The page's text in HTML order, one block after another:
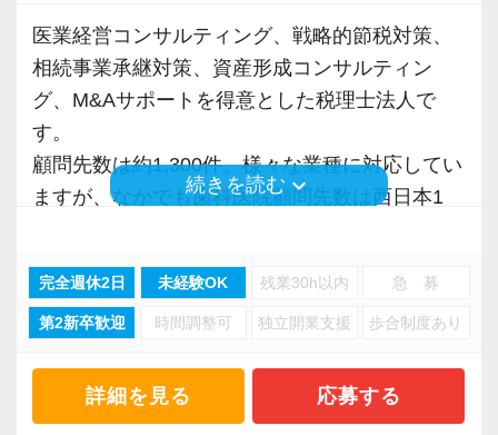
目標」、「面接で重要視するポイント」なども
詳しく解説していますので、ぜひご覧ください
(^ ^)
◆2024年の取材：元国税調査官かつ現役税理士
の笹先生のYouTubeで、弊社の最新の状況を改
◆2022年の取材：前編【独立より稼げる？！】
インセンティブ制度を導入した、やりがいのあ
る働き方
【職場の雰囲気・環境】
従業員同士の仲が良く、とても和気あいあいと
しています！わからないことがあれば気軽に質
問や相談ができる環境です(^ ^)
平均年齢は33歳と、税理士事務所（会計事務
方々が大活躍しております！
また、「報われないを終わらせる」をキャッチ
コピーに、業界No1を自負するインセンティブ
制度を採用。20代で年収1,000万円、30代で年
※担当件数が多い方は大きな企業を相手にする
ケースが多く、顧問料も高くなる傾向にありま
す。
＜勤続年数に応じた業務内容と年収イメージ＞
【例】業界経験3年の方が入社した場合
・プレイヤーとしてスキルアップに励む。
・個人事業主や年商3億円未満のスタートアップ
◆入社3年目（年収1,000万円前後）
の平均月給（残業代含む）が50万円以上の場
合、原則50万円以上でスタート。該当者は面接
時に直近3ヶ月間の給与明細の提示必須。
※平均残業時間：月20時間
※「経験者」の定義は「税理士資格の有無は問
わず、単独で顧客対応可能な方」とする。
◆インセンティブ制度（Bパターン）
業界経験のある転職者は全員が前職以上の年収
を実現中！（2025年実績）
以下のインセンティブ制度を設定
より再来年、さらに翌年と、力をつけ役割を変
えていける体制を目指しています。
一人ひとりが力をつけ、成長を続けられるよ
う、定期的な研修制度と月間・年間を通じた評
価制度を運用し、常に整備・改善に取り組んで
２．仕事内容における特徴について
私たちは、持続的な昇給と増員を実現できるよ
う、儲かる会社を目指しています。
よろこんでいただけるお客さまに、よろこんで
医業経営コンサルティング、戦略的節税対策、
相続事業承継対策、資産形成コンサルティン
グ、M&Aサポートを得意とした税理士法人で
す。
顧問先数は約1,300件、様々な業種に対応してい
ますが、なかでも歯科医院顧問先数は西日本1
する見込みです！
その他にも組織再編税制やM&Aを含めた事業承
継対策への対応も積極的に行っていることか
続きを読む keyboard_arrow_down
完全週休2日 未経験OK 残業30h以内 急 募
第2新卒歓迎 時間調整可 独立開業支援 歩合制度あり
詳細を見る 応募する